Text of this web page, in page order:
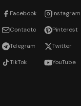
Facebook Instagram
Contacto Pinterest
Telegram Twitter
TikTok YouTube